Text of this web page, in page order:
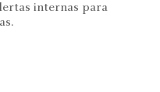
internas para